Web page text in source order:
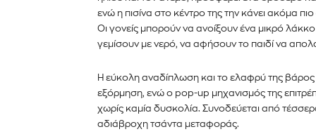
ενώ η πισίνα στο κέντρο της την κάνει ακόμα
Οι γονείς μπορούν να ανοίξουν ένα μικρό
γεμίσουν με νερό, να αφήσουν το παιδί να
Η εύκολη αναδίπλωση και το ελαφρύ της βάρος
εξόρμηση, ενώ ο pop-up μηχανισμός της
χωρίς καμία δυσκολία. Συνοδεύεται από
αδιάβροχη τσάντα μεταφοράς.